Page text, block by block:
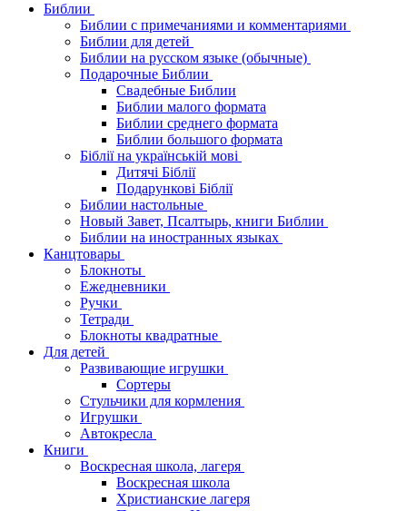
Библии
Библии с примечаниями и комментариями
Библии для детей
Библии на русском языке (обычные)
Подарочные Библии
Свадебные Библии
Библии малого формата
Библии среднего формата
Библии большого формата
Біблії на українській мові
Дитячі Біблії
Подарункові Біблії
Библии настольные
Новый Завет, Псалтырь, книги Библии
Библии на иностранных языках
Канцтовары
Блокноты
Ежедневники
Ручки
Тетради
Блокноты квадратные
Для детей
Развивающие игрушки
Сортеры
Стульчики для кормления
Игрушки
Автокресла
Книги
Воскресная школа, лагеря
Воскресная школа
Христианские лагеря